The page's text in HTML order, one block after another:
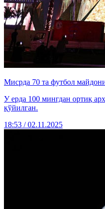
Мисрда 70 та футбол
У ерда 100 мингдан ортиқ
қўйилган.
18:53 / 02.11.2025